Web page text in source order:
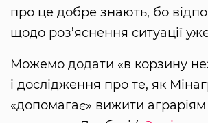
про це добре знають, бо
щодо роз’яснення ситуації
Можемо додати «в корзину
і дослідження про те, як
«допомагає» вижити аграріям